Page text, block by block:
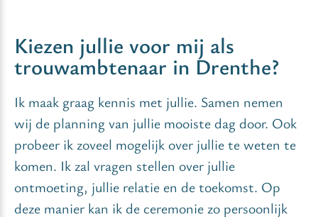
Kiezen jullie voor mij als
trouwambtenaar in Drenthe?
Ik maak graag kennis met jullie. Samen nemen
wij de planning van jullie mooiste dag door. Ook
probeer ik zoveel mogelijk over jullie te weten te
komen. Ik zal vragen stellen over jullie
ontmoeting, jullie relatie en de toekomst. Op
deze manier kan ik de ceremonie zo persoonlijk